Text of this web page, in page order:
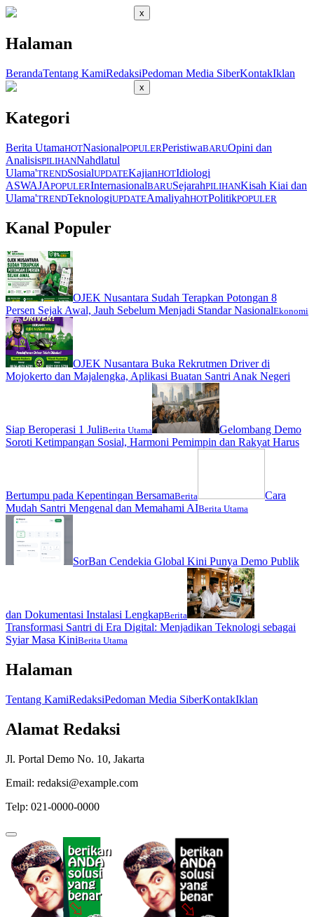
x
Halaman
BerandaTentang KamiRedaksiPedoman Media SiberKontakIklan
x
Kategori
Berita UtamaHOTNasionalPOPULERPeristiwaBARUOpini dan
AnalisisPILIHANNahdlatul
Ulama'TRENDSosialUPDATEKajianHOTIdiologi
ASWAJAPOPULERInternasionalBARUSejarahPILIHANKisah Kiai dan
Ulama'TRENDTeknologiUPDATEAmaliyahHOTPolitikPOPULER
Kanal Populer
OJEK Nusantara Sudah Terapkan Potongan 8
Persen Sejak Awal, Jauh Sebelum Menjadi Standar NasionalEkonomi
OJEK Nusantara Buka Rekrutmen Driver di
Mojokerto dan Majalengka, Aplikasi Buatan Santri Anak Negeri
Siap Beroperasi 1 JuliBerita Utama
Gelombang Demo
Soroti Ketimpangan Sosial, Harmoni Pemimpin dan Rakyat Harus
Bertumpu pada Kepentingan BersamaBerita
Cara
Mudah Santri Mengenal dan Memahami AIBerita Utama
SorBan Cendekia Global Kini Punya Demo Publik
dan Dokumentasi Instalasi LengkapBerita
Transformasi Santri di Era Digital: Menjadikan Teknologi sebagai
Syiar Masa KiniBerita Utama
Halaman
Tentang KamiRedaksiPedoman Media SiberKontakIklan
Alamat Redaksi
Jl. Portal Demo No. 10, Jakarta
Email: redaksi@example.com
Telp: 021-0000-0000